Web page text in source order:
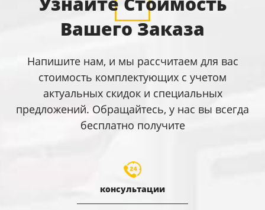
Вашего Заказа
Напишите нам, и мы рассчитаем для вас
стоимость комплектующих с учетом
актуальных скидок и специальных
предложений. Обращайтесь, у нас вы всегда
бесплатно получите
консультации